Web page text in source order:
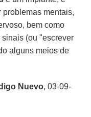
mentais,
bem como
sinais (ou "escrever
alguns meios de
Nuevo, 03-09-